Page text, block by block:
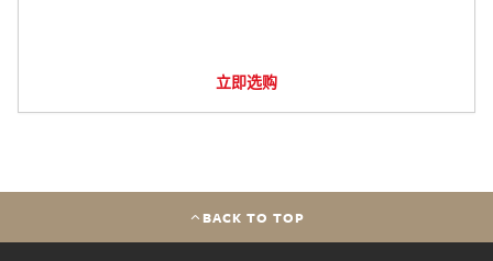
立即选购
BACK TO TOP